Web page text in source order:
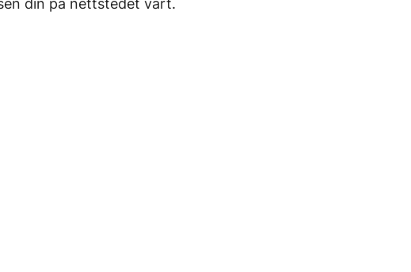
din på nettstedet vårt.